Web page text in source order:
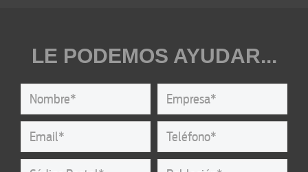
LE PODEMOS AYUDAR...